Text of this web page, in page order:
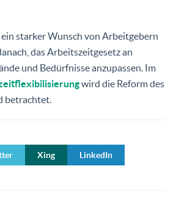
starker Wunsch von Arbeitgebern
das Arbeitszeitgesetz an
und Bedürfnisse anzupassen. Im
wird die Reform des
betrachtet.
Xing LinkedIn